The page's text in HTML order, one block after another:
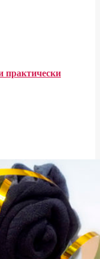
практически